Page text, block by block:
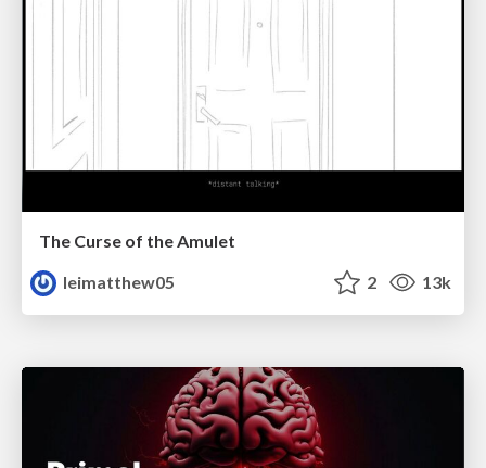
The Curse of the Amulet
leimatthew05
2 13k